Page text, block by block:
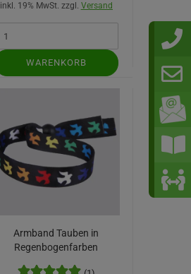
inkl. 19% MwSt. zzgl. Versand
WARENKORB
Armband Tauben in
Regenbogenfarben